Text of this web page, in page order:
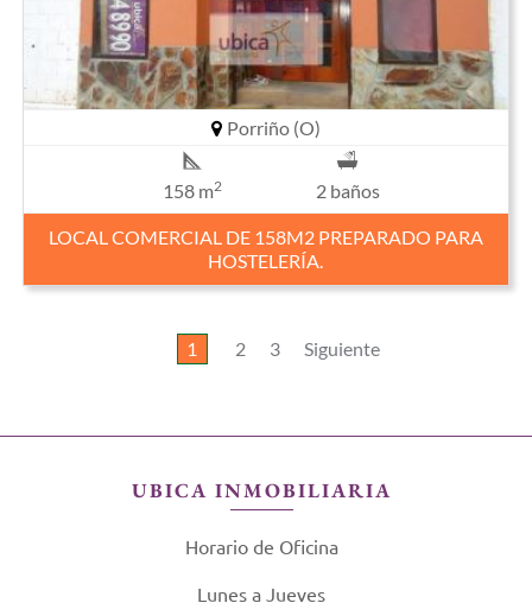
Porriño (O)
158 m2 2 baños
LOCAL COMERCIAL DE 158M2 PREPARADO PARA
HOSTELERÍA.
1 2 3 Siguiente
UBICA INMOBILIARIA
Horario de Oficina
Lunes a Jueves